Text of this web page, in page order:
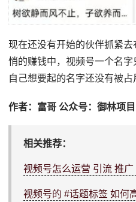
现在还没有开始的伙伴抓紧
悄的赚钱中，视频号一个名
自己想要起的名字还没有被
作者：富哥 公众号：御林项
相关推荐：
视频号怎么运营 引流 推广
视频号的 #话题标签 如何